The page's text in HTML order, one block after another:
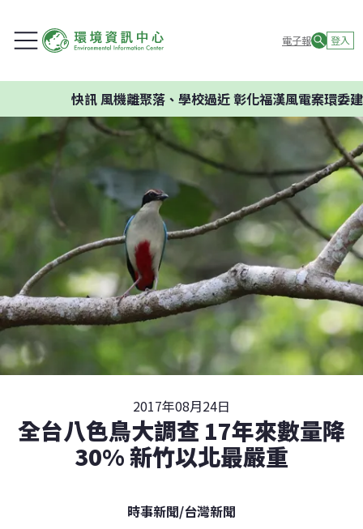
電子報 登入
風機離聚落、學校過近 彰化福漢風電案環委建議不應
2017年08月24日
全台八色鳥大調查 17年來數量降
30% 新竹以北最嚴重
時事新聞/台灣新聞